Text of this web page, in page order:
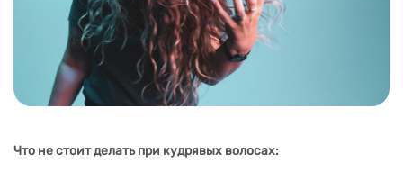
Что не стоит делать при кудрявых волосах: